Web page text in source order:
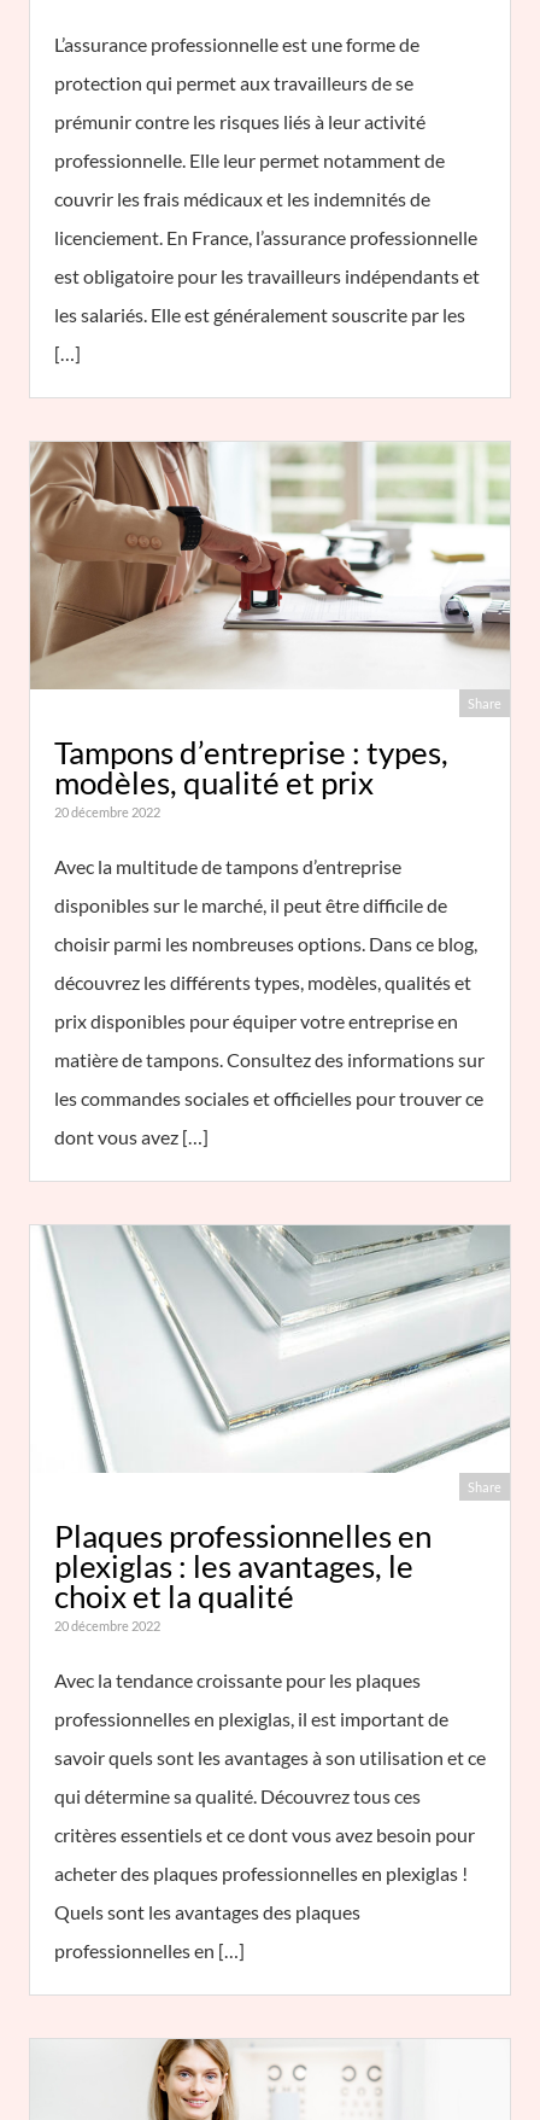
L’assurance professionnelle est une forme de
protection qui permet aux travailleurs de se
prémunir contre les risques liés à leur activité
professionnelle. Elle leur permet notamment de
couvrir les frais médicaux et les indemnités de
licenciement. En France, l’assurance professionnelle
est obligatoire pour les travailleurs indépendants et
les salariés. Elle est généralement souscrite par les
[…]
Share
Tampons d’entreprise : types,
modèles, qualité et prix
20 décembre 2022
Avec la multitude de tampons d’entreprise
disponibles sur le marché, il peut être difficile de
choisir parmi les nombreuses options. Dans ce blog,
découvrez les différents types, modèles, qualités et
prix disponibles pour équiper votre entreprise en
matière de tampons. Consultez des informations sur
les commandes sociales et officielles pour trouver ce
dont vous avez […]
Share
Plaques professionnelles en
plexiglas : les avantages, le
choix et la qualité
20 décembre 2022
Avec la tendance croissante pour les plaques
professionnelles en plexiglas, il est important de
savoir quels sont les avantages à son utilisation et ce
qui détermine sa qualité. Découvrez tous ces
critères essentiels et ce dont vous avez besoin pour
acheter des plaques professionnelles en plexiglas !
Quels sont les avantages des plaques
professionnelles en […]